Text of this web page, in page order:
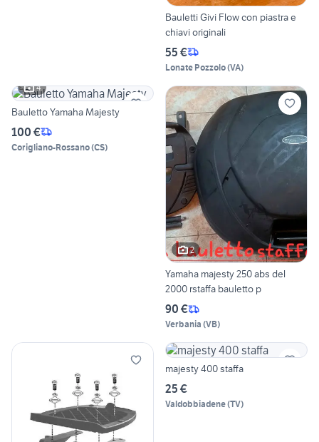
Bauletti Givi Flow con piastra e
chiavi originali
55 €
Lonate Pozzolo(VA)
4
Bauletto Yamaha Majesty
100 €
Corigliano-Rossano(CS)
2
Yamaha majesty 250 abs del
2000 rstaffa bauletto p
90 €
Verbania (VB)
majesty 400 staffa
25 €
Valdobbiadene(TV)